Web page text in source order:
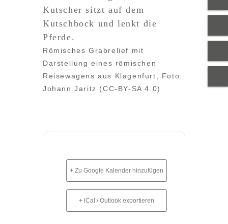
Römisches Grabrelief mit
Darstellung eines römischen
Reisewagens aus Klagenfurt, Foto:
Johann Jaritz (CC-BY-SA 4.0)
+ Zu Google Kalender hinzufügen
+ iCal / Outlook exportieren